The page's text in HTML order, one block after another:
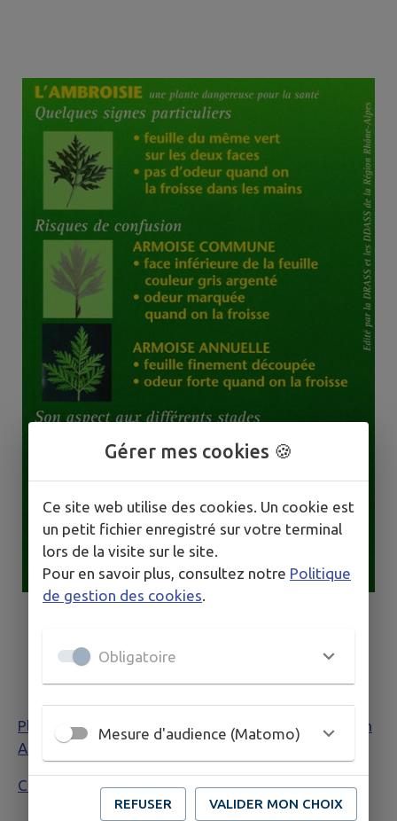
Plus d’informations sur la lutte contre l’ambroisie en
Auvergne-Rhones-Alpes
Construire sans ambroisie
Gérer mes cookies 🍪
Ce site web utilise des cookies. Un cookie est
un petit fichier enregistré sur votre terminal
lors de la visite sur le site.
Pour en savoir plus, consultez notre Politique
de gestion des cookies.
Obligatoire
Mesure d'audience (Matomo)
REFUSER VALIDER MON CHOIX